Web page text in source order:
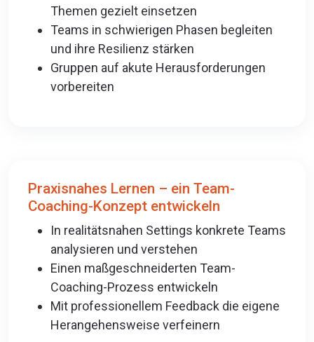
Themen gezielt einsetzen
Teams in schwierigen Phasen begleiten
und ihre Resilienz stärken
Gruppen auf akute Herausforderungen
vorbereiten
Praxisnahes Lernen – ein Team-
Coaching-Konzept entwickeln
In realitätsnahen Settings konkrete Teams
analysieren und verstehen
Einen maßgeschneiderten Team-
Coaching-Prozess entwickeln
Mit professionellem Feedback die eigene
Herangehensweise verfeinern